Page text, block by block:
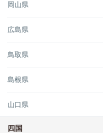
岡山県
広島県
鳥取県
島根県
山口県
四国